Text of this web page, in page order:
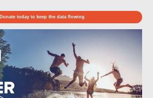
Donate today to keep the data flowing